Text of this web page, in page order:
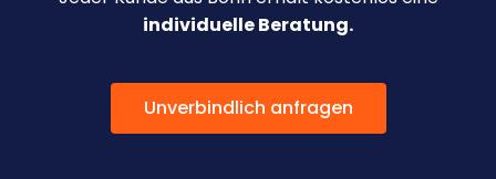
individuelle Beratung.
Unverbindlich anfragen